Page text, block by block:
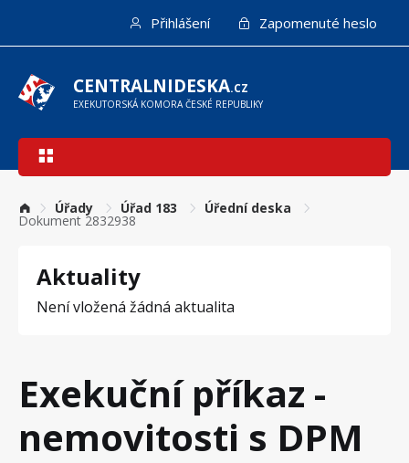
hlavnímu
obsahu
Přihlášení Zapomenuté heslo
CENTRALNIDESKA.CZ
EXEKUTORSKÁ KOMORA ČESKÉ REPUBLIKY
Hlavní
navigace
Úřady Úřad 183 Úřední deska
Dokument 2832938
Aktuality
Není vložená žádná aktualita
Exekuční příkaz -
nemovitosti s DPM